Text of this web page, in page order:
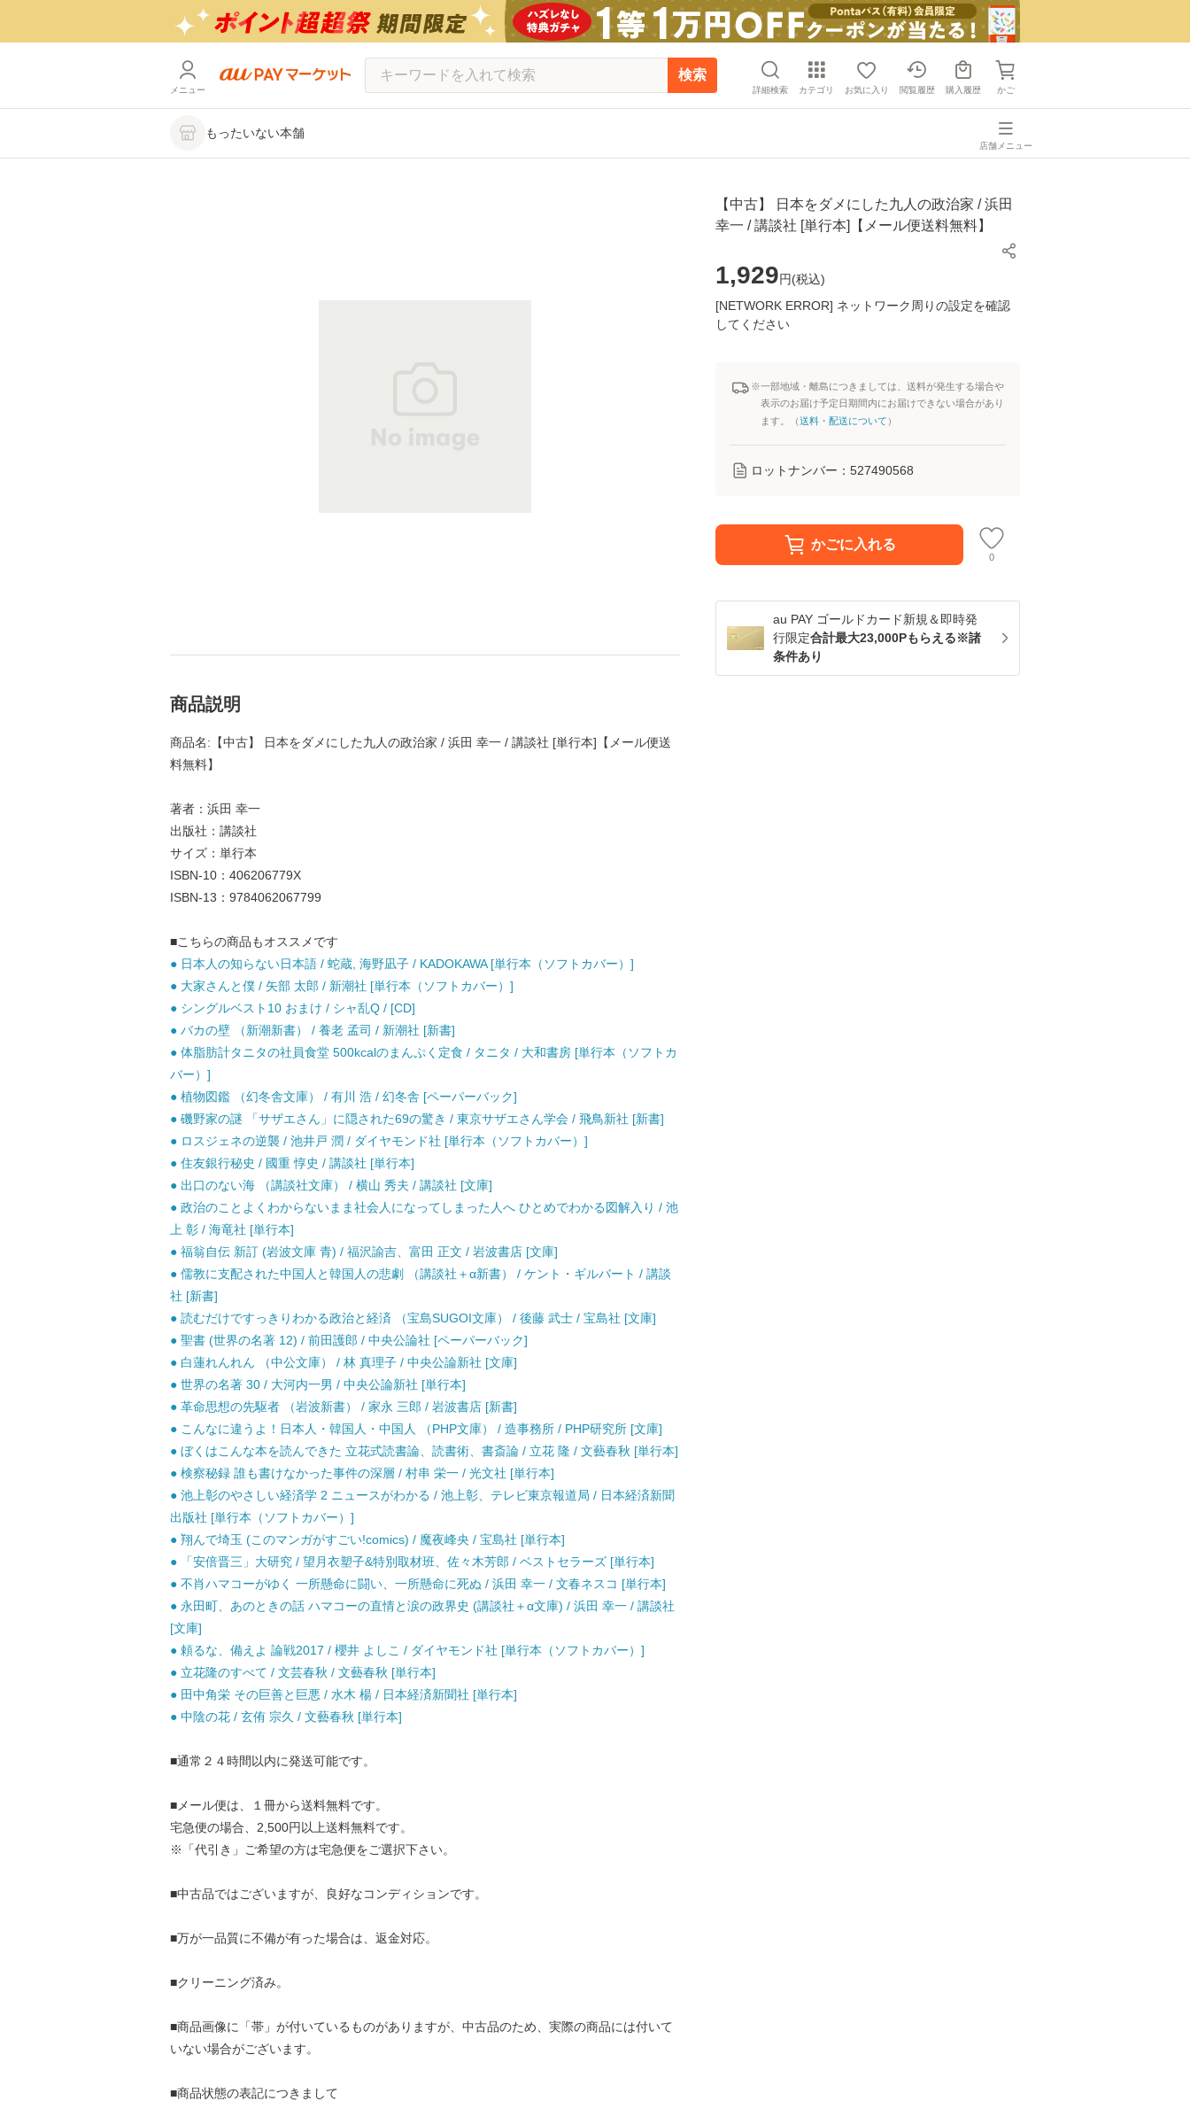
メニュー
検索
詳細検索 カテゴリ お気に入り 閲覧履歴 購入履歴 かご
もったいない本舗
店舗メニュー
【中古】 日本をダメにした九人の政治家 / 浜田
幸一 / 講談社 [単行本]【メール便送料無料】
1,929円(税込)
[NETWORK ERROR] ネットワーク周りの設定を確認
してください
※一部地域・離島につきましては、送料が発生する場合や
表示のお届け予定日期間内にお届けできない場合があり
ます。（送料・配送について ）
ロットナンバー： 527490568
かごに入れる
0
au PAY ゴールドカード新規＆即時発
行限定合計最大23,000Pもらえる※諸
条件あり
商品説明
商品名:【中古】 日本をダメにした九人の政治家 / 浜田 幸一 / 講談社 [単行本]【メール便送
料無料】
著者：浜田 幸一
出版社：講談社
サイズ：単行本
ISBN-10：406206779X
ISBN-13：9784062067799
■こちらの商品もオススメです
● 日本人の知らない日本語 / 蛇蔵, 海野凪子 / KADOKAWA [単行本（ソフトカバー）]
● 大家さんと僕 / 矢部 太郎 / 新潮社 [単行本（ソフトカバー）]
● シングルベスト10 おまけ / シャ乱Q / [CD]
● バカの壁 （新潮新書） / 養老 孟司 / 新潮社 [新書]
● 体脂肪計タニタの社員食堂 500kcalのまんぷく定食 / タニタ / 大和書房 [単行本（ソフトカ
バー）]
● 植物図鑑 （幻冬舎文庫） / 有川 浩 / 幻冬舎 [ペーパーバック]
● 磯野家の謎 「サザエさん」に隠された69の驚き / 東京サザエさん学会 / 飛鳥新社 [新書]
● ロスジェネの逆襲 / 池井戸 潤 / ダイヤモンド社 [単行本（ソフトカバー）]
● 住友銀行秘史 / 國重 惇史 / 講談社 [単行本]
● 出口のない海 （講談社文庫） / 横山 秀夫 / 講談社 [文庫]
● 政治のことよくわからないまま社会人になってしまった人へ ひとめでわかる図解入り / 池
上 彰 / 海竜社 [単行本]
● 福翁自伝 新訂 (岩波文庫 青) / 福沢諭吉、富田 正文 / 岩波書店 [文庫]
● 儒教に支配された中国人と韓国人の悲劇 （講談社＋α新書） / ケント・ギルバート / 講談
社 [新書]
● 読むだけですっきりわかる政治と経済 （宝島SUGOI文庫） / 後藤 武士 / 宝島社 [文庫]
● 聖書 (世界の名著 12) / 前田護郎 / 中央公論社 [ペーパーバック]
● 白蓮れんれん （中公文庫） / 林 真理子 / 中央公論新社 [文庫]
● 世界の名著 30 / 大河内一男 / 中央公論新社 [単行本]
● 革命思想の先駆者 （岩波新書） / 家永 三郎 / 岩波書店 [新書]
● こんなに違うよ！日本人・韓国人・中国人 （PHP文庫） / 造事務所 / PHP研究所 [文庫]
● ぼくはこんな本を読んできた 立花式読書論、読書術、書斎論 / 立花 隆 / 文藝春秋 [単行本]
● 検察秘録 誰も書けなかった事件の深層 / 村串 栄一 / 光文社 [単行本]
● 池上彰のやさしい経済学 2 ニュースがわかる / 池上彰、テレビ東京報道局 / 日本経済新聞
出版社 [単行本（ソフトカバー）]
● 翔んで埼玉 (このマンガがすごい!comics) / 魔夜峰央 / 宝島社 [単行本]
● 「安倍晋三」大研究 / 望月衣塑子&特別取材班、佐々木芳郎 / ベストセラーズ [単行本]
● 不肖ハマコーがゆく 一所懸命に闘い、一所懸命に死ぬ / 浜田 幸一 / 文春ネスコ [単行本]
● 永田町、あのときの話 ハマコーの直情と涙の政界史 (講談社＋α文庫) / 浜田 幸一 / 講談社
[文庫]
● 頼るな、備えよ 論戦2017 / 櫻井 よしこ / ダイヤモンド社 [単行本（ソフトカバー）]
● 立花隆のすべて / 文芸春秋 / 文藝春秋 [単行本]
● 田中角栄 その巨善と巨悪 / 水木 楊 / 日本経済新聞社 [単行本]
● 中陰の花 / 玄侑 宗久 / 文藝春秋 [単行本]
■通常２４時間以内に発送可能です。
■メール便は、１冊から送料無料です。
宅急便の場合、2,500円以上送料無料です。
※「代引き」ご希望の方は宅急便をご選択下さい。
■中古品ではございますが、良好なコンディションです。
■万が一品質に不備が有った場合は、返金対応。
■クリーニング済み。
■商品画像に「帯」が付いているものがありますが、中古品のため、実際の商品には付いて
いない場合がございます。
■商品状態の表記につきまして